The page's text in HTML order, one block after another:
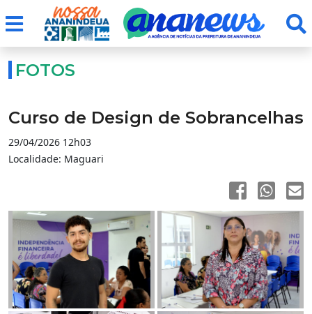
FOTOS
Curso de Design de Sobrancelhas
29/04/2026 12h03
Localidade: Maguari